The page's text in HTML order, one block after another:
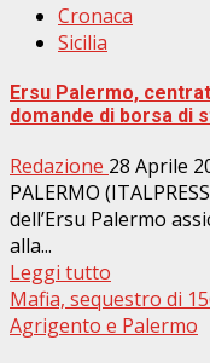
Cronaca
Sicilia
Ersu Palermo,
domande di borsa di
Redazione 28 Aprile
PALERMO
dell’Ersu Palermo
alla...
Leggi tutto
Mafia, sequestro di
Agrigento e Palermo